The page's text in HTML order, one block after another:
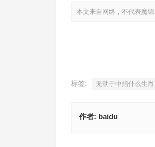
本文来自网络，不代表魔
标签: 无动于中指什么生肖
作者: baidu